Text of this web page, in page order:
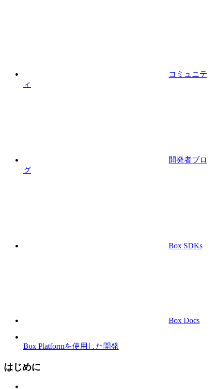
コミュニテ
ィ
開発者ブロ
グ
Box SDKs
Box Docs
Box Platformを使用した開発
はじめに